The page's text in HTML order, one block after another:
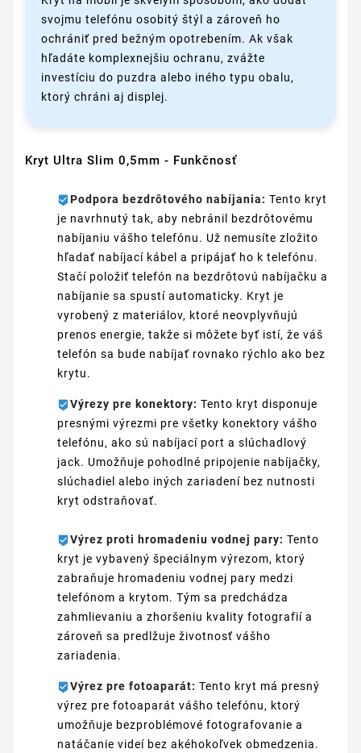
svojmu telefónu osobitý štýl a zároveň ho
ochrániť pred bežným opotrebením. Ak však
hľadáte komplexnejšiu ochranu, zvážte
investíciu do puzdra alebo iného typu obalu,
ktorý chráni aj displej.
Kryt Ultra Slim 0,5mm - Funkčnosť
Podpora bezdrôtového nabíjania: Tento kryt
je navrhnutý tak, aby nebránil bezdrôtovému
nabíjaniu vášho telefónu. Už nemusíte zložito
hľadať nabíjací kábel a pripájať ho k telefónu.
Stačí položiť telefón na bezdrôtovú nabíjačku a
nabíjanie sa spustí automaticky. Kryt je
vyrobený z materiálov, ktoré neovplyvňujú
prenos energie, takže si môžete byť istí, že váš
telefón sa bude nabíjať rovnako rýchlo ako bez
krytu.
Výrezy pre konektory: Tento kryt disponuje
presnými výrezmi pre všetky konektory vášho
telefónu, ako sú nabíjací port a slúchadlový
jack. Umožňuje pohodlné pripojenie nabíjačky,
slúchadiel alebo iných zariadení bez nutnosti
kryt odstraňovať.
Výrez proti hromadeniu vodnej pary: Tento
kryt je vybavený špeciálnym výrezom, ktorý
zabraňuje hromadeniu vodnej pary medzi
telefónom a krytom. Tým sa predchádza
zahmlievaniu a zhoršeniu kvality fotografií a
zároveň sa predlžuje životnosť vášho
zariadenia.
Výrez pre fotoaparát: Tento kryt má presný
výrez pre fotoaparát vášho telefónu, ktorý
umožňuje bezproblémové fotografovanie a
natáčanie videí bez akéhokoľvek obmedzenia.